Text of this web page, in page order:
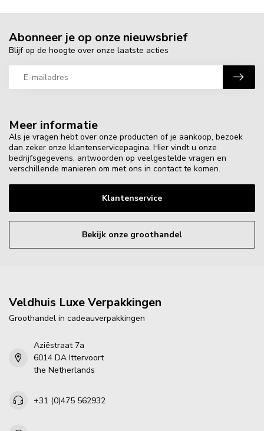
Meer informatie
Als je vragen hebt over onze producten of je aankoop, bezoek
dan zeker onze klantenservicepagina. Hier vindt u onze
bedrijfsgegevens, antwoorden op veelgestelde vragen en
verschillende manieren om met ons in contact te komen.
Klantenservice
Bekijk onze groothandel
Abonneer je op onze nieuwsbrief
Blijf op de hoogte over onze laatste acties
Veldhuis Luxe Verpakkingen
Groothandel in cadeauverpakkingen
Aziëstraat 7a
6014 DA Ittervoort
the Netherlands
+31 (0)475 562932